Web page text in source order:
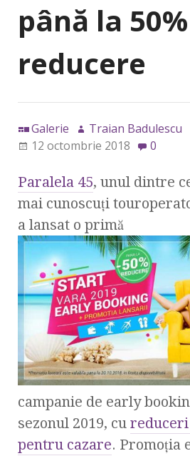
până la 50%
reducere
Galerie
Traian Badulescu
12 octombrie 2018
0
Paralela 45, unul dintre
mai cunoscuți
a lansat o primă
campanie de early
sezonul 2019, cu reduceri
pentru cazare. Promoția